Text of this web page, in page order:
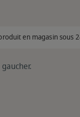
en magasin sous